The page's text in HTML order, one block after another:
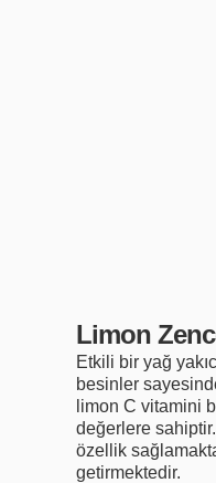
Limon
Etkili bir yağ
besinler
limon C vitamini
değerlere
özellik
getirmektedir.